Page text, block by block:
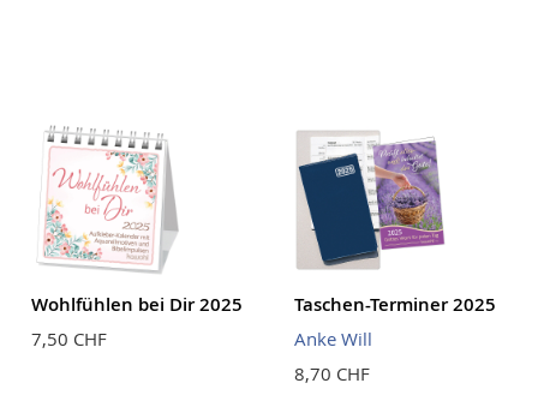
Wohlfühlen bei Dir 2025
7,50 CHF
Taschen-Terminer 2025
Anke Will
8,70 CHF